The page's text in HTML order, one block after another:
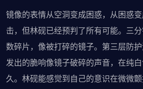
镜像的表情从空洞变成困惑，从困惑
击，但林砚已经预判了所有可能。三
数碎片，像被打碎的镜子。第三层防
发出的脆响像镜子破碎的声音，在纯
久。林砚能感觉到自己的意识在微微